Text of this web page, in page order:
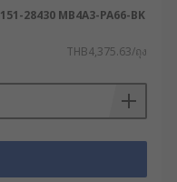
151-28430 MB4A3-PA66-BK
THB4,375.63/ถุง